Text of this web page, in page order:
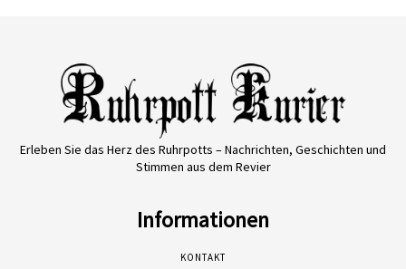
Erleben Sie das Herz des Ruhrpotts – Nachrichten, Geschichten und
Stimmen aus dem Revier
Informationen
KONTAKT